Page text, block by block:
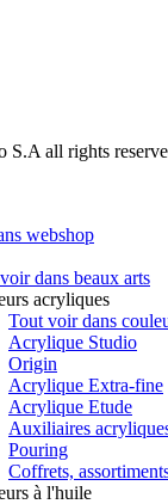
S.A all rights
webshop
dans beaux arts
acryliques
Tout voir dans
Acrylique Studio
Origin
Acrylique Extra-fine
Acrylique Etude
Auxiliaires
Pouring
Coffrets,
à l'huile